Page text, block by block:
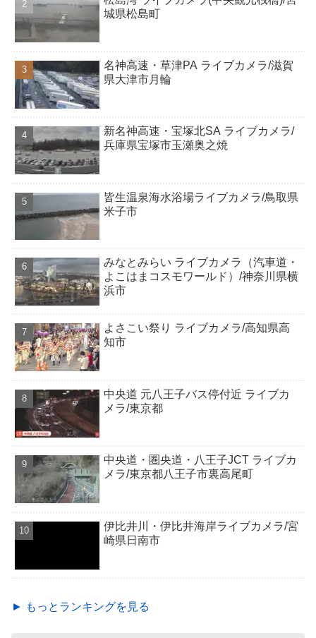
城県松島町
名神高速・草津PA ライブカメラ/滋賀
県大津市月輪
新名神高速・宝塚北SA ライブカメラ/
兵庫県宝塚市玉瀬奥之焼
皆生温泉海水浴場ライブカメラ/鳥取県
米子市
みなとみらい ライブカメラ（汽車道・
よこはまコスモワールド）/神奈川県横
浜市
よさこい祭り ライブカメラ/高知県高
知市
中央道 元八王子バス停付近 ライブカ
メラ/東京都
中央道・圏央道・八王子JCT ライブカ
メラ/東京都八王子市裏高尾町
伊比井川・伊比井海岸ライブカメラ/宮
崎県日南市
► もっとランキングを見る